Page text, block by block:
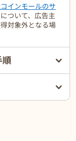
インモールのサ
ついて、広告主
対象外となる場
順